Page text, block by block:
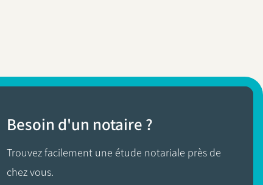
Besoin d'un notaire ?
Trouvez facilement une étude notariale près de
chez vous.